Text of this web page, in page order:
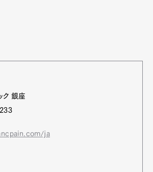
ク 銀座
ja